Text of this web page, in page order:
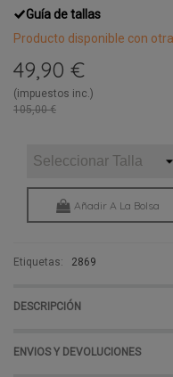
Guía de tallas
Producto disponible con
49,90 €
(impuestos inc.)
105,00 €
Añadir A La Bolsa
Etiquetas: 2869
DESCRIPCIÓN
ENVIOS Y DEVOLUCIONES